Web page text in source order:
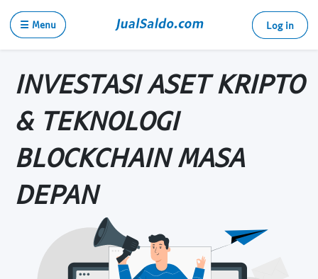
☰ Menu Log in
INVESTASI ASET KRIPTO
& TEKNOLOGI
BLOCKCHAIN MASA
DEPAN